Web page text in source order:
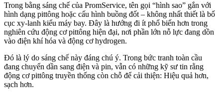
Trong bằng sáng chế của PromService, tên gọi “hình sao” gắn với
hình dạng pittông hoặc cấu hình buồng đốt – không nhất thiết là bố
cục xy-lanh kiểu máy bay. Đây là hướng đi ít phổ biến hơn trong
nghiên cứu động cơ pittông hiện đại, nơi phần lớn nỗ lực đang dồn
vào điện khí hóa và động cơ hydrogen.
Đó là lý do sáng chế này đáng chú ý. Trong bức tranh toàn cầu
đang chuyển dần sang điện và pin, vẫn có những kỹ sư tin rằng
động cơ pittông truyền thống còn chỗ để cải thiện: Hiệu quả hơn,
sạch hơn.